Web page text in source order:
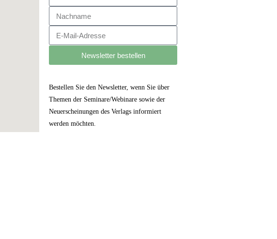
Newsletter bestellen
Bestellen Sie den Newsletter, wenn Sie über
Themen der Seminare/Webinare sowie der
Neuerscheinungen des Verlags informiert
werden möchten.